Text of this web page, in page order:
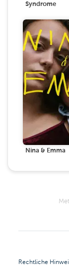
Syndrome
Nina & Emma
Rechtliche